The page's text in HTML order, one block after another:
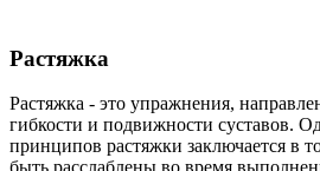
Растяжка
Растяжка - это упражнения,
гибкости и подвижности суставов.
принципов растяжки заключается